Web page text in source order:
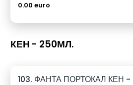
0.00 euro
КЕН - 250МЛ.